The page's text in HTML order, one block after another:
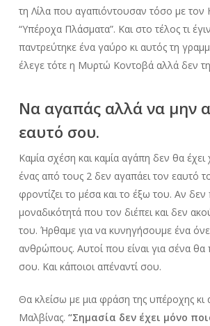
τη Λίλα που αγαπιόντουσαν τόσο με τον
“Υπέροχα Πλάσματα”. Και στο τέλος τι
παντρεύτηκε ένα γαύρο κι αυτός τη
έλεγε τότε η Μυρτώ Κοντοβά αλλά δεν
Να αγαπάς αλλά να μην
εαυτό σου.
Καμία σχέση και καμία αγάπη δεν θα έχει
ένας από τους 2 δεν αγαπάει τον εαυτό
φροντίζει το μέσα και το έξω του. Αν δεν
μοναδικότητά που τον διέπει και δεν
του. Ήρθαμε για να κυνηγήσουμε ένα
ανθρώπους. Αυτοί που είναι για σένα θα
σου. Και κάποιοι απέναντί σου.
Θα κλείσω με μια φράση της υπέροχης κι
Μαλβίνας. “Σημασία δεν έχει μόνο